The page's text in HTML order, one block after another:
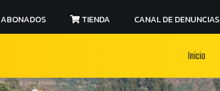
ABONADOS TIENDA CANAL DE DENUNCIAS
Inicio